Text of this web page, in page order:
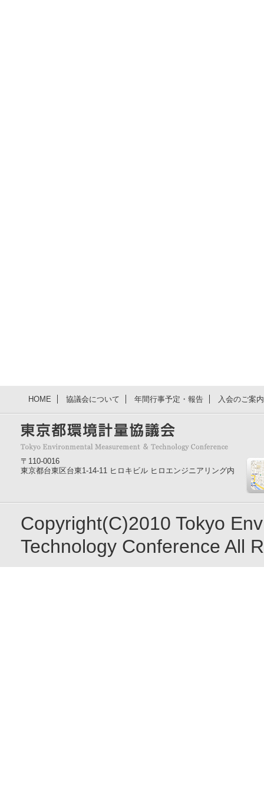
HOME 協議会について 年間行事予定・報告 入会のご案
〒110-0016
東京都台東区台東1-14-11 ヒロキビル ヒロエンジニアリング内
Copyright(C)2010 Tokyo
Technology Conference All